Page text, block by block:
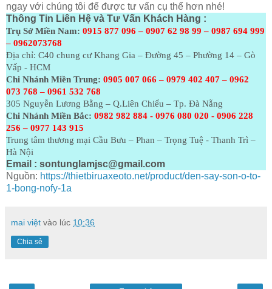
ngay với chúng tôi để được tư vấn cụ thể hơn nhé!
Thông Tin Liên Hệ và Tư Vấn Khách Hàng :
Trụ Sở Miền Nam: 0915 877 096 – 0907 62 98 99 – 0987 694 999
– 0962073768
Địa chỉ: C40 chung cư Khang Gia – Đường 45 – Phường 14 – Gò
Vấp - HCM
Chi Nhánh Miền Trung: 0905 007 066 – 0979 402 407 – 0962
073 768 – 0961 532 768
305 Nguyễn Lương Bằng – Q.Liên Chiểu – Tp. Đà Nẵng
Chi Nhánh Miền Bắc: 0982 982 884 - 0976 080 020 - 0906 228
256 – 0977 143 915
Trung tâm thương mại Cầu Bưu – Phan – Trọng Tuệ - Thanh Trì –
Hà Nội
Email : sontunglamjsc@gmail.com
Nguồn: https://thietbiruaxeoto.net/product/den-say-son-o-to-
1-bong-nofy-1a
mai việt vào lúc 10:36
Chia sẻ